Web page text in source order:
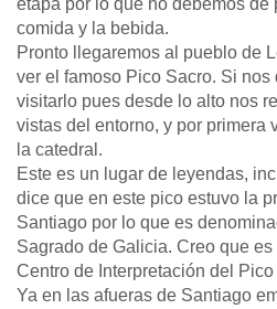
etapa por lo que no debemos de
comida y la bebida.
Pronto llegaremos al pueblo de
ver el famoso Pico Sacro. Si
visitarlo pues desde lo alto nos
vistas del entorno, y por primera
la catedral.
Este es un lugar de leyendas,
dice que en este pico estuvo la
Santiago por lo que es
Sagrado de Galicia. Creo que
Centro de Interpretación del Pico
Ya en las afueras de Santiago